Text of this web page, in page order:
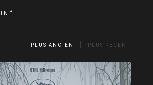
PLUS ANCIEN PLUS RÉCENT